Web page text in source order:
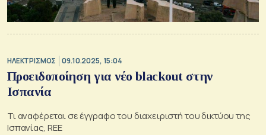
ΗΛΕΚΤΡΙΣΜΟΣ 09.10.2025, 15:04
Προειδοποίηση για νέο blackout στην
Ισπανία
Τι αναφέρεται σε έγγραφο του διαχειριστή του δικτύου της
Ισπανίας, REE